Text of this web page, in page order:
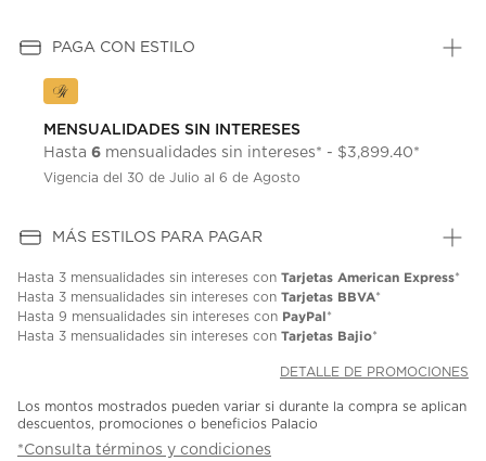
PAGA CON ESTILO
MENSUALIDADES SIN INTERESES
Hasta 6 mensualidades sin intereses* - $3,899.40*
Vigencia del 30 de Julio al 6 de Agosto
MÁS ESTILOS PARA PAGAR
Hasta 3 mensualidades sin intereses con Tarjetas American Express*
Hasta 3 mensualidades sin intereses con Tarjetas BBVA*
Hasta 9 mensualidades sin intereses con PayPal*
Hasta 3 mensualidades sin intereses con Tarjetas Bajio*
DETALLE DE PROMOCIONES
Los montos mostrados pueden variar si durante la compra se aplican
descuentos, promociones o beneficios Palacio
*Consulta términos y condiciones